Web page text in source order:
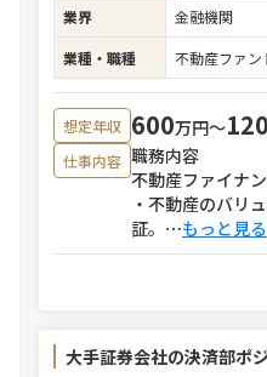
業界
金融機関
業種・職種
不動産ファ
想定年収 600万円〜
仕事内容 職務内容
不動産ファイナ
・不動産のバリ
証。 ⋯もっと見る
大手証券会社の決済部ポ